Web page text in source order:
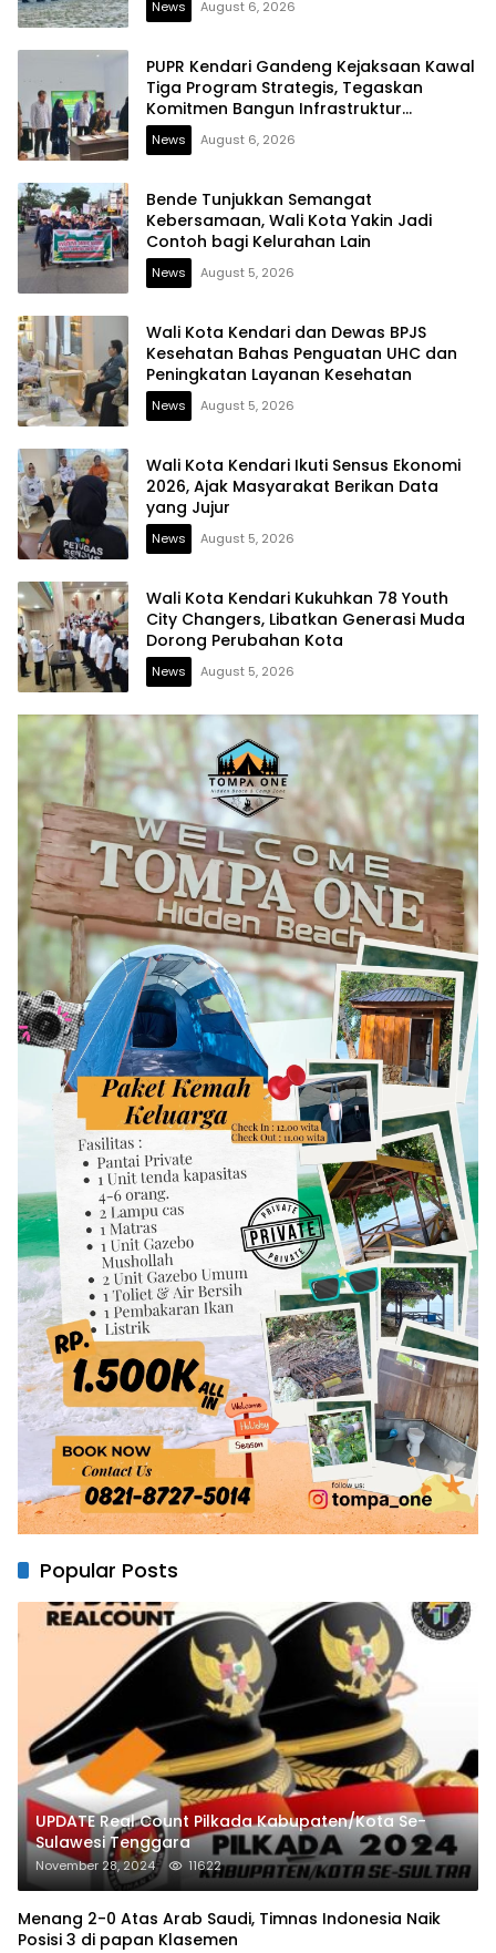
News August 6, 2026
PUPR Kendari Gandeng Kejaksaan Kawal
Tiga Program Strategis, Tegaskan
Komitmen Bangun Infrastruktur
Berintegritas
News August 6, 2026
Bende Tunjukkan Semangat
Kebersamaan, Wali Kota Yakin Jadi
Contoh bagi Kelurahan Lain
News August 5, 2026
Wali Kota Kendari dan Dewas BPJS
Kesehatan Bahas Penguatan UHC dan
Peningkatan Layanan Kesehatan
News August 5, 2026
Wali Kota Kendari Ikuti Sensus Ekonomi
2026, Ajak Masyarakat Berikan Data
yang Jujur
News August 5, 2026
Wali Kota Kendari Kukuhkan 78 Youth
City Changers, Libatkan Generasi Muda
Dorong Perubahan Kota
News August 5, 2026
Popular Posts
UPDATE Real Count Pilkada Kabupaten/Kota Se-
Sulawesi Tenggara
November 28, 2024 11622
Menang 2-0 Atas Arab Saudi, Timnas Indonesia Naik
Posisi 3 di papan Klasemen